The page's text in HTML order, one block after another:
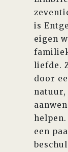
is
eigen
liefde.
door
een